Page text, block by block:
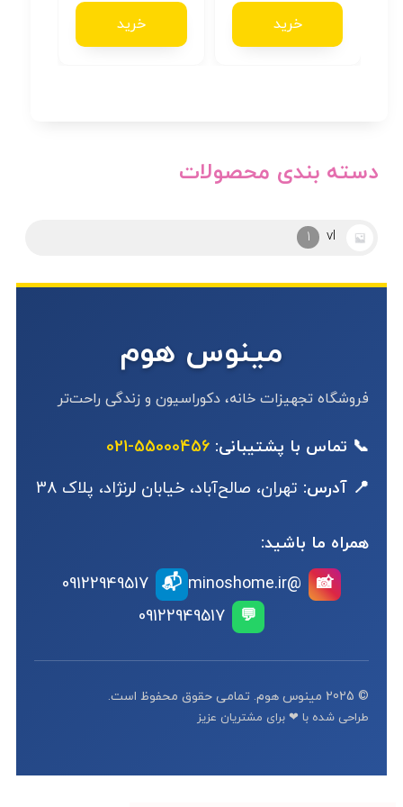
خرید خرید
دسته بندی محصولات
vl
1
مینوس هوم
فروشگاه تجهیزات خانه، دکوراسیون و زندگی راحت‌تر
📞 تماس با پشتیبانی: 55000456-021
📍 آدرس: تهران، صالح‌آباد، خیابان لرنژاد، پلاک 38
همراه ما باشید:
📸
@minoshome.ir
📬
09122949517
💬
09122949517
© 2025 مینوس هوم. تمامی حقوق محفوظ است.
طراحی شده با ❤ برای مشتریان عزیز